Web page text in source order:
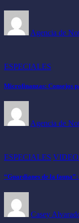
Agencia de
ESPECIALES
Microfinanzas: Consejos
Agencia de
ESPECIALES
“Guardianes de la
Casey